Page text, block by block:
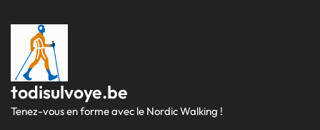
au
contenu
todisulvoye.be
Tenez-vous en forme avec le Nordic Walking !